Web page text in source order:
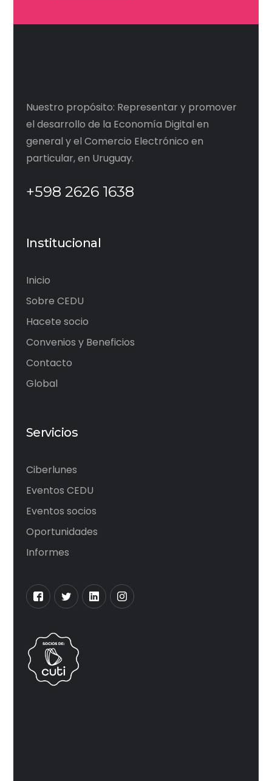
Nuestro propósito: Representar y promover
el desarrollo de la Economía Digital en
general y el Comercio Electrónico en
particular, en Uruguay.
+598 2626 1638
Institucional
Inicio
Sobre CEDU
Hacete socio
Convenios y Beneficios
Contacto
Global
Servicios
Ciberlunes
Eventos CEDU
Eventos socios
Oportunidades
Informes